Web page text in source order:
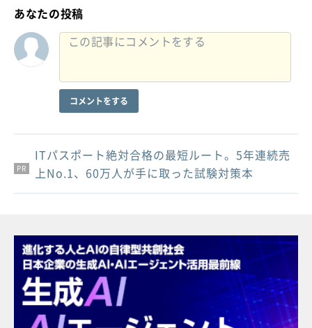
あなたの投稿
コメントをする
PR
PR
PR
ITパスポート絶対合格の最短ルート。5年連続売
上No.1、60万人が手に取った試験対策本